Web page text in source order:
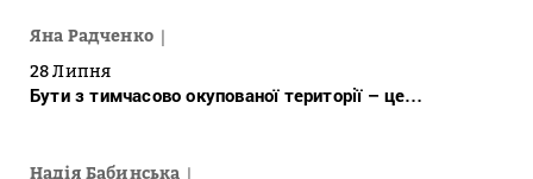
Яна Радченко
28 Липня
Бути з тимчасово окупованої території – це…
Надія Бабинська